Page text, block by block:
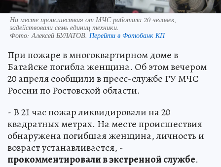
На месте происшествия от МЧС работали 20 человек,
задействовали семь единиц техники.
Фото:Алексей БУЛАТОВ. Перейти в Фотобанк КП
При пожаре в многоквартирном доме в
Батайске погибла женщина. Об этом вечером
20 апреля сообщили в пресс-службе ГУ МЧС
России по Ростовской области.
- В 21 час пожар ликвидировали на 20
квадратных метрах. На месте происшествия
обнаружена погибшая женщина, личность и
возраст устанавливается, -
прокомментировали в экстренной службе.